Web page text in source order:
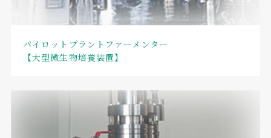
パイロットプラントファーメンター
【大型微生物培養装置】